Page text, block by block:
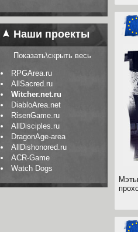
Наши проекты
Показать\скрыть весь
RPGArea.ru
AllSacred.ru
Witcher.net.ru
DiabloArea.net
RisenGame.ru
AllDisciples.ru
DragonAge-area
AllDishonored.ru
ACR-Game
Watch Dogs